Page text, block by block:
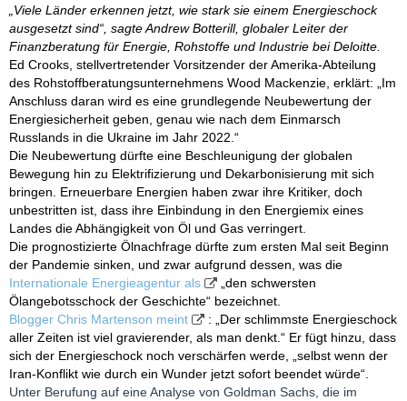
„Viele Länder erkennen jetzt, wie stark sie einem Energieschock
ausgesetzt sind“, sagte Andrew Botterill, globaler Leiter der
Finanzberatung für Energie, Rohstoffe und Industrie bei Deloitte.
Ed Crooks, stellvertretender Vorsitzender der Amerika-Abteilung
des Rohstoffberatungsunternehmens Wood Mackenzie, erklärt: „Im
Anschluss daran wird es eine grundlegende Neubewertung der
Energiesicherheit geben, genau wie nach dem Einmarsch
Russlands in die Ukraine im Jahr 2022.“
Die Neubewertung dürfte eine Beschleunigung der globalen
Bewegung hin zu Elektrifizierung und Dekarbonisierung mit sich
bringen. Erneuerbare Energien haben zwar ihre Kritiker, doch
unbestritten ist, dass ihre Einbindung in den Energiemix eines
Landes die Abhängigkeit von Öl und Gas verringert.
Die prognostizierte Ölnachfrage dürfte zum ersten Mal seit Beginn
der Pandemie sinken, und zwar aufgrund dessen, was die
Internationale Energieagentur als
„den schwersten
Ölangebotsschock der Geschichte“ bezeichnet.
Blogger Chris Martenson meint
: „Der schlimmste Energieschock
aller Zeiten ist viel gravierender, als man denkt.“ Er fügt hinzu, dass
sich der Energieschock noch verschärfen werde, „selbst wenn der
Iran-Konflikt wie durch ein Wunder jetzt sofort beendet würde“.
Unter Berufung auf eine Analyse von Goldman Sachs, die im